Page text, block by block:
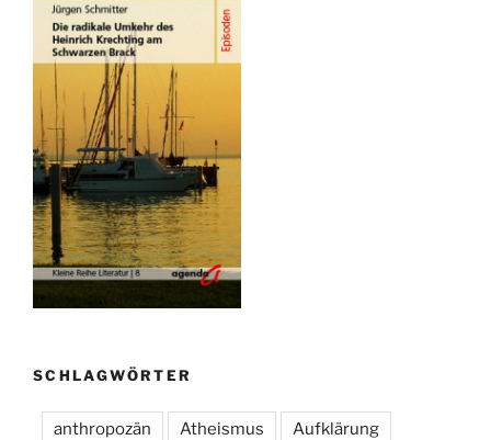
SCHLAGWÖRTER
anthropozän Atheismus Aufklärung